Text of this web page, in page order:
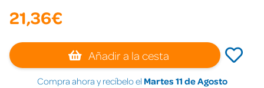
21,36€
Añadir a la cesta
Compra ahora y recíbelo el Martes 11 de Agosto